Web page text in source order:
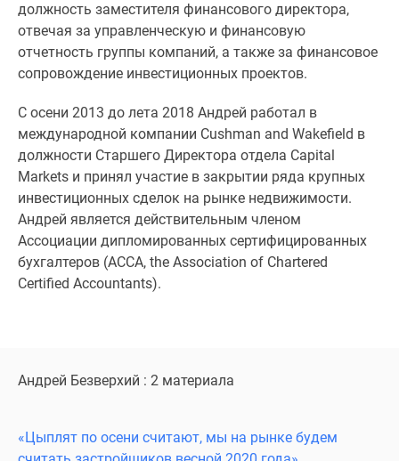
Подмосковья
Студии
комнатные
комнатные
комнатные
Квартиры
карте
Ипотечный
калькулятор
Семейная
Банки
Медиа
должность заместителя финансового директора,
отвечая за управленческую и финансовую
отчетность группы компаний, а также за финансовое
сопровождение инвестиционных проектов.
С осени 2013 до лета 2018 Андрей работал в
международной компании Cushman and Wakefield в
должности Старшего Директора отдела Capital
Markets и принял участие в закрытии ряда крупных
инвестиционных сделок на рынке недвижимости.
Андрей является действительным членом
Ассоциации дипломированных сертифицированных
бухгалтеров (АССА, the Association of Chartered
Certified Accountants).
Андрей Безверхий : 2 материала
«Цыплят по осени считают, мы на рынке будем